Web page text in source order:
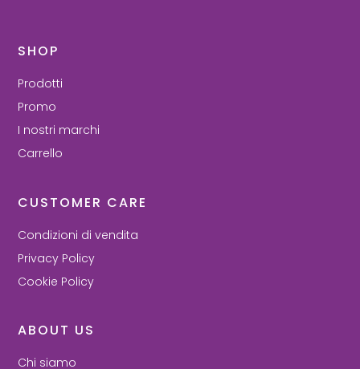
SHOP
Prodotti
Promo
I nostri marchi
Carrello
CUSTOMER CARE
Condizioni di vendita
Privacy Policy
Cookie Policy
ABOUT US
Chi siamo